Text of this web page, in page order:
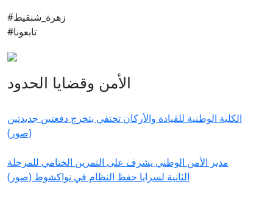
#زهرة_شنقيط
#تابعونا
الأمن وقضايا الحدود
الكلية الوطنية للقيادة والأركان تحتفي بتخرج دفعتين جديدتين
(صور)
مدير الأمن الوطني يشرف على التمرين الختامي للمرحلة
الثانية لسرايا حفظ النظام في نواكشوط (صور)